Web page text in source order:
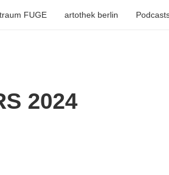
FUGE artothek berlin
2024